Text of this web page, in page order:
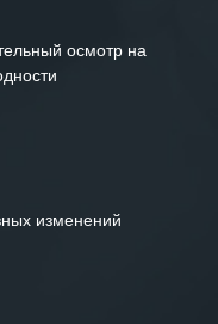
осмотр на
изменений